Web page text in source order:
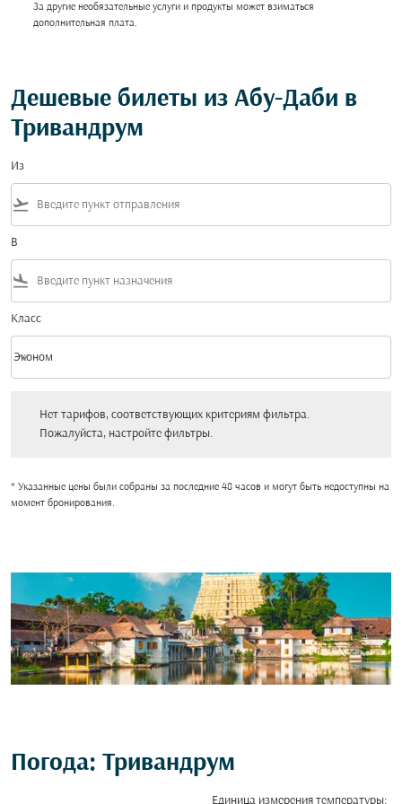
За другие необязательные услуги и продукты может взиматься
дополнительная плата.
Дешевые билеты из Абу-Даби в
Тривандрум
Из
flight_takeoff
В
flight_land
Класс
Класс option Эконом Selected
Эконом
keyboard_arrow_down
Нет тарифов, соответствующих критериям фильтра.
Пожалуйста, настройте фильтры.
* Указанные цены были собраны за последние 48 часов и могут быть недоступны на
момент бронирования.
Погода: Тривандрум
Единица измерения температуры: